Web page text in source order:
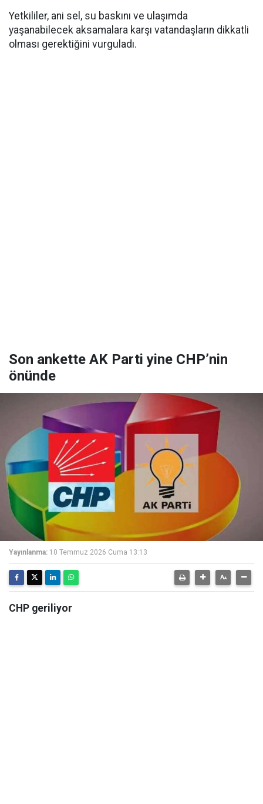
Yetkililer, ani sel, su baskını ve ulaşımda
yaşanabilecek aksamalara karşı vatandaşların dikkatli
olması gerektiğini vurguladı.
Son ankette AK Parti yine CHP’nin
önünde
Yayınlanma: 10 Temmuz 2026 Cuma 13:13
CHP geriliyor